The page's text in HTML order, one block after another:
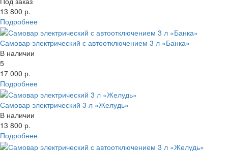
13 800 р.
Подробнее
Самовар электрический с автоотключением 3 л «Банка»
В наличии
5
17 000 р.
Подробнее
Самовар электрический 3 л «Желудь»
В наличии
13 800 р.
Подробнее